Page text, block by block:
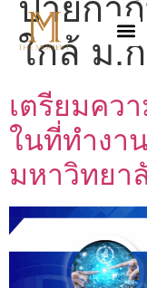
ป้ายกำ
ใกล้ ม.
เตรียมคว
ในที่ทำงา
มหาวิทยา